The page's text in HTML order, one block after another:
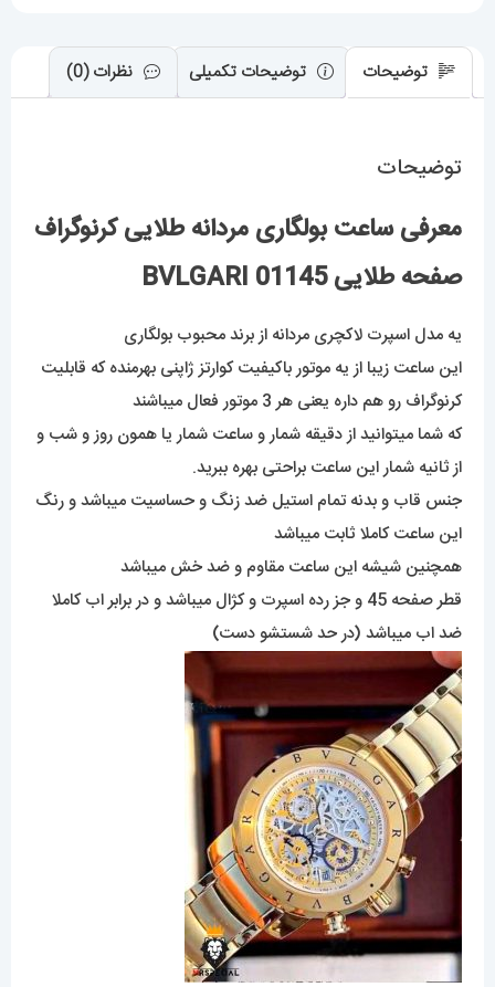
توضیحات توضیحات تکمیلی نظرات (0)
توضیحات
معرفی ساعت بولگاری مردانه طلایی کرنوگراف
صفحه طلایی BVLGARI 01145
یه مدل اسپرت لاکچری مردانه از برند محبوب بولگاری
این ساعت زیبا از یه موتور باکیفیت کوارتز ژاپنی بهرمنده که قابلیت
کرنوگراف رو هم داره یعنی هر 3 موتور فعال میباشند
که شما میتوانید از دقیقه شمار و ساعت شمار یا همون روز و شب و
از ثانیه شمار این ساعت براحتی بهره ببرید.
جنس قاب و بدنه تمام استیل ضد زنگ و حساسیت میباشد و رنگ
این ساعت کاملا ثابت میباشد
همچنین شیشه این ساعت مقاوم و ضد خش میباشد
قطر صفحه 45 و جز رده اسپرت و کژال میباشد و در برابر اب کاملا
ضد اب میباشد (در حد شستشو دست)